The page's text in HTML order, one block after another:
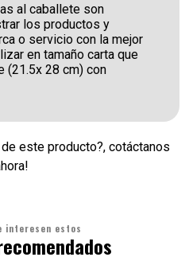
al caballete son
los productos y
o servicio con la mejor
en tamaño carta que
(21.5x 28 cm) con
este producto?, cotáctanos
interesen estos